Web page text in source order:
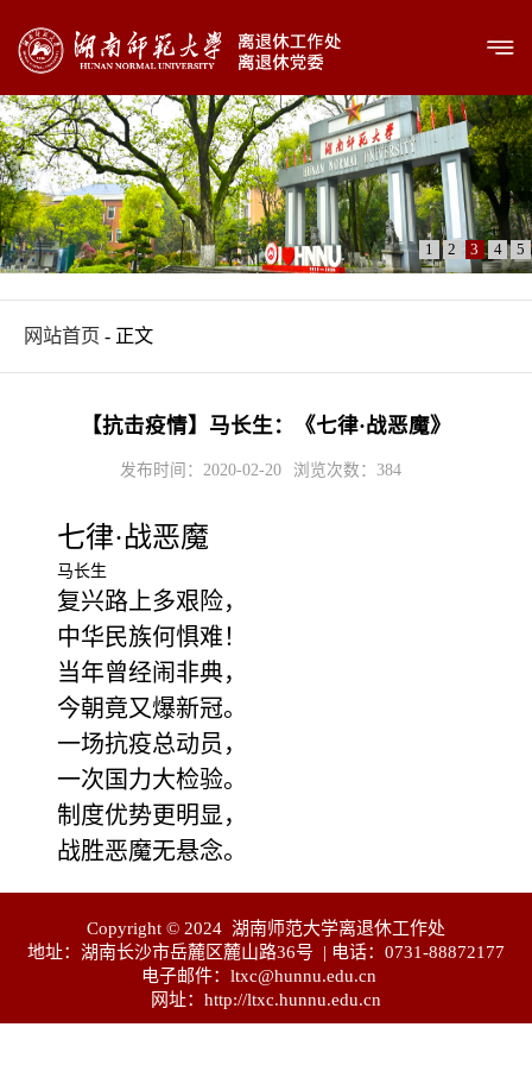
1 2 3 4 5
网站首页 - 正文
【抗击疫情】马长生：《七律·战恶魔》
发布时间：2020-02-20 浏览次数： 384
七律·战恶魔
马长生
复兴路上多艰险，
中华民族何惧难！
当年曾经闹非典，
今朝竟又爆新冠。
一场抗疫总动员，
一次国力大检验。
制度优势更明显，
战胜恶魔无悬念。
Copyright © 2024 湖南师范大学离退休工作处
地址：湖南长沙市岳麓区麓山路36号 | 电话：0731-88872177
电子邮件：ltxc@hunnu.edu.cn
网址：http://ltxc.hunnu.edu.cn